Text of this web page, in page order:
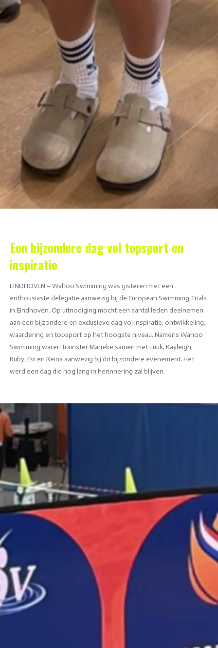
Een bijzondere dag vol topsport en
inspiratie
EINDHOVEN – Wahoo Swimming was gisteren met een
enthousiaste delegatie aanwezig bij de European Swimming Trials
in Eindhoven. Op uitnodiging mocht een aantal leden deelnemen
aan een bijzondere en exclusieve dag vol inspiratie, ontwikkeling,
waardering en topsport op het hoogste niveau. Namens Wahoo
Swimming waren trainster Marieke samen met Luuk, Kayleigh,
Ruby, Evi en Reina aanwezig bij dit bijzondere evenement. Het
werd een dag die nog lang in herinnering zal blijven.